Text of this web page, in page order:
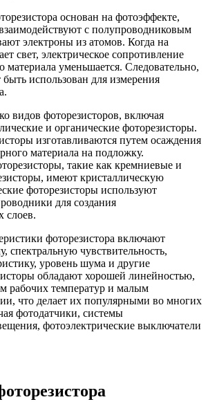
основан на фотоэффекте,
с полупроводниковым
электроны из атомов. Когда на
свет, электрическое сопротивление
материала уменьшается. Следовательно,
использован для измерения
видов фоторезисторов, включая
и органические фоторезисторы.
изготавливаются путем осаждения
материала на подложку.
такие как кремниевые и
имеют кристаллическую
фоторезисторы используют
для создания
слоев.
фоторезистора включают
спектральную чувствительность,
уровень шума и другие
обладают хорошей линейностью,
рабочих температур и малым
что делает их популярными во многих
фотодатчики, системы
фотоэлектрические выключатели